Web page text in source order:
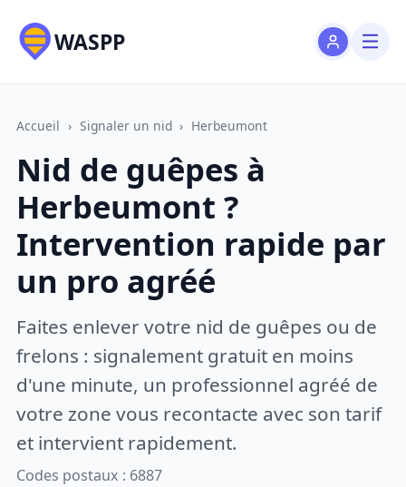
WASPP
Accueil › Signaler un nid › Herbeumont
Nid de guêpes à
Herbeumont ?
Intervention rapide par
un pro agréé
Faites enlever votre nid de guêpes ou de
frelons : signalement gratuit en moins
d'une minute, un professionnel agréé de
votre zone vous recontacte avec son tarif
et intervient rapidement.
Codes postaux : 6887